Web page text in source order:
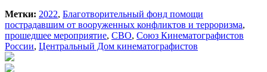
Метки: 2022, Благотворительный фонд помощи
пострадавшим от вооруженных конфликтов и терроризма,
прошедшее мероприятие, СВО, Союз Кинематографистов
России, Центральный Дом кинематографистов